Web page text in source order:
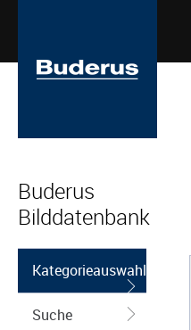
Buderus
Bilddatenbank
Kategorieauswahl
Suche